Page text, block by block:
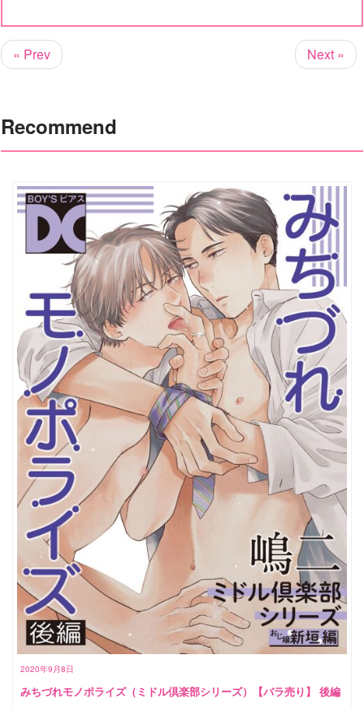
« Prev Next »
Recommend
2020年9月8日
みちづれモノポライズ（ミドル倶楽部シリーズ）【バラ売り】 後編